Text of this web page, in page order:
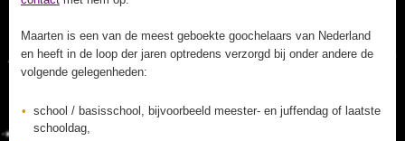
Maarten is een van de meest geboekte goochelaars van Nederland
en heeft in de loop der jaren optredens verzorgd bij onder andere de
volgende gelegenheden:
school / basisschool, bijvoorbeeld meester- en juffendag of laatste
schooldag,